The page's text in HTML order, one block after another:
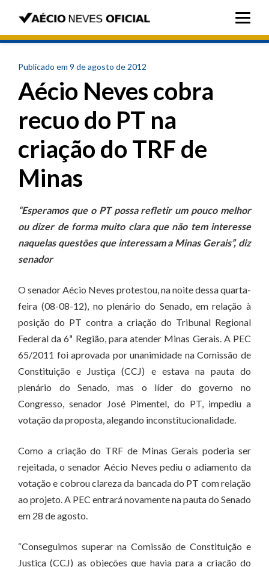
Publicado em 9 de agosto de 2012
Aécio Neves cobra
recuo do PT na
criação do TRF de
Minas
“Esperamos que o PT possa refletir um pouco melhor
ou dizer de forma muito clara que não tem interesse
naquelas questões que interessam a Minas Gerais”, diz
senador
O senador Aécio Neves protestou, na noite dessa quarta-
feira (08-08-12), no plenário do Senado, em relação à
posição do PT contra a criação do Tribunal Regional
Federal da 6ª Região, para atender Minas Gerais. A PEC
65/2011 foi aprovada por unanimidade na Comissão de
Constituição e Justiça (CCJ) e estava na pauta do
plenário do Senado, mas o líder do governo no
Congresso, senador José Pimentel, do PT, impediu a
votação da proposta, alegando inconstitucionalidade.
Como a criação do TRF de Minas Gerais poderia ser
rejeitada, o senador Aécio Neves pediu o adiamento da
votação e cobrou clareza da bancada do PT com relação
ao projeto. A PEC entrará novamente na pauta do Senado
em 28 de agosto.
“Conseguimos superar na Comissão de Constituição e
Justiça (CCJ) as objeções que havia para a criação do